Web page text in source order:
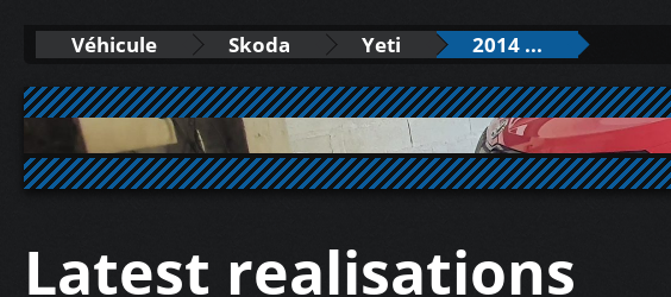
Véhicule Skoda Yeti 2014 ...
Latest realisations